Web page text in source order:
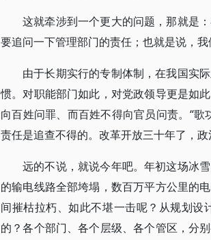
这就牵涉到一个更大的问题，那就是
要追问一下管理部门的责任；也就是说，
由于长期实行的专制体制，在我国实
惯。对职能部门如此，对党政领导更是如
向百姓问罪、而百姓不得向官员问责。“
责任是追查不得的。改革开放三十年了，政
远的不说，就说今年吧。年初这场冰
的输电线路全部垮塌，数百万平方公里的
间摧枯拉朽、如此不堪一击呢？从规划
的？各个部门、各个层级、各个管区，分